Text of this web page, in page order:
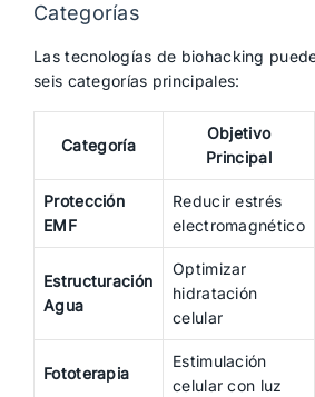
Categorías
Las tecnologías de biohacking
seis categorías principales:
Categoría
Objetivo
Principal
Protección
EMF
Reducir estrés
electromagnético
Estructuración
Agua
Optimizar
hidratación
celular
Fototerapia
Estimulación
celular con luz